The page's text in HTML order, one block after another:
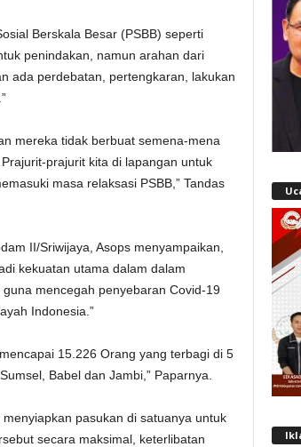
Berskala Besar (PSBB) seperti
penindakan, namun arahan dari
ada perdebatan, pertengkaran, lakukan
mereka tidak berbuat semena-mena
prajurit kita di lapangan untuk
masa relaksasi PSBB,” Tandas
II/Sriwijaya, Asops menyampaikan,
kekuatan utama dalam dalam
mencegah penyebaran Covid-19
Indonesia.”
15.226 Orang yang terbagi di 5
Babel dan Jambi,” Paparnya.
pasukan di satuanya untuk
secara maksimal, keterlibatan